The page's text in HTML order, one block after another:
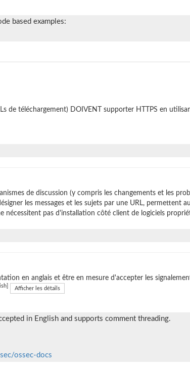
based examples:
de téléchargement) DOIVENT supporter HTTPS en
de discussion (y compris les changements et les
les messages et les sujets par une URL, permettent
nécessitent pas d'installation côté client de logiciels
en anglais et être en mesure d'accepter les
Afficher les détails
in English and supports comment threading.
ossec-docs